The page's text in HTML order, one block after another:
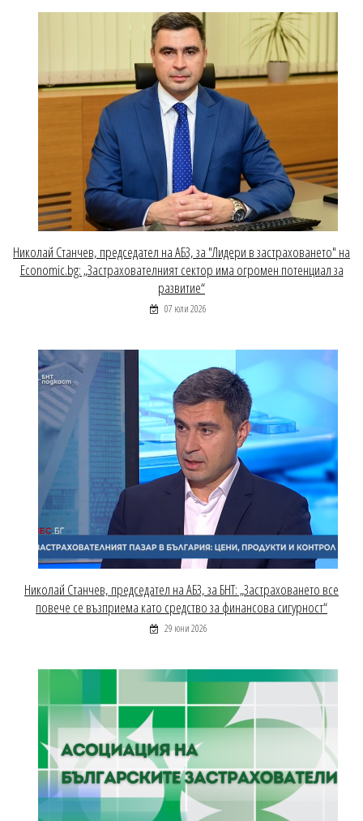
Николай Станчев, председател на АБЗ, за "Лидери в застраховането" на
Economic.bg: „Застрахователният сектор има огромен потенциал за
развитие“
07 юли 2026
Николай Станчев, председател на АБЗ, за БНТ: „Застраховането все
повече се възприема като средство за финансова сигурност“
29 юни 2026